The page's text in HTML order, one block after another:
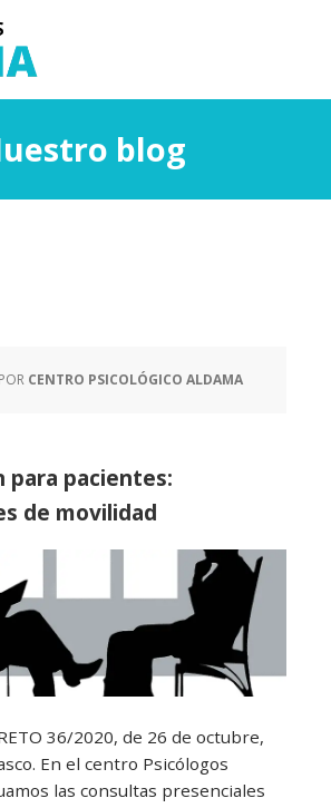
blog
POR CENTRO PSICOLÓGICO ALDAMA
para pacientes:
de movilidad
36/2020, de 26 de octubre,
En el centro Psicólogos
las consultas presenciales